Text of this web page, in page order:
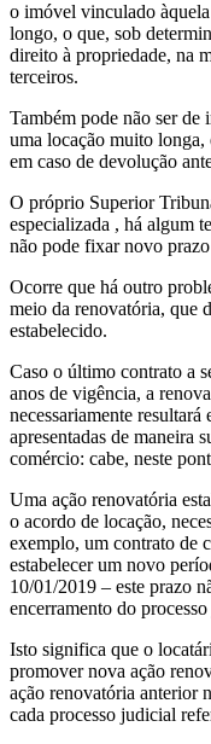
o imóvel vinculado
longo, o que, sob
direito à propriedade, na
terceiros.
Também pode não ser de
uma locação muito longa,
em caso de devolução
O próprio Superior
especializada , há algum
não pode fixar novo
Ocorre que há outro
meio da renovatória, que
estabelecido.
Caso o último contrato a
anos de vigência, a
necessariamente resultará
apresentadas de maneira
comércio: cabe, neste
Uma ação renovatória
o acordo de locação,
exemplo, um contrato de
estabelecer um novo
10/01/2019 – este prazo
encerramento do
Isto significa que o
promover nova ação
ação renovatória anterior
cada processo judicial